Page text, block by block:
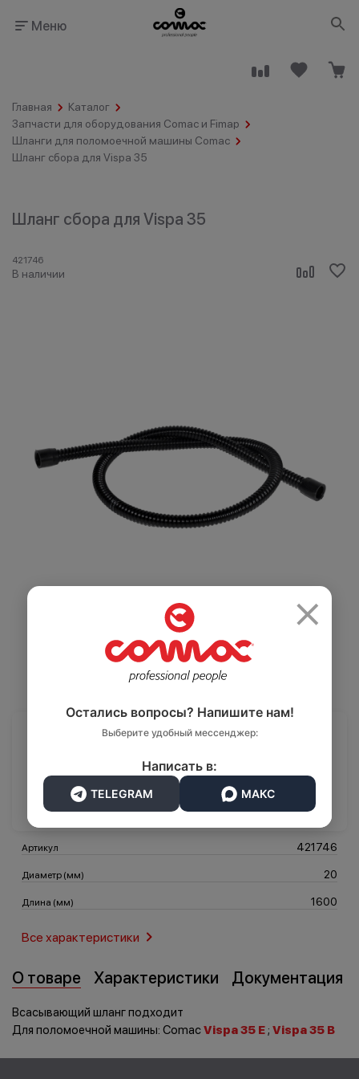
Меню
Главная
Каталог
Запчасти для оборудования Comac и Fimap
Шланги для поломоечной машины Comac
Шланг сбора для Vispa 35
Шланг сбора для Vispa 35
421746
В наличии
Артикул 421746
Диаметр (мм) 20
Длина (мм) 1600
Все характеристики
В корзину
О товаре Характеристики Документация
Всасывающий шланг подходит
Для поломоечной машины: ComacVispa 35 E; Vispa 35 B
назначения
Салоны красоты
и спортзалы
Автомобильная
промышленность
Логистика Транспорт
×
Остались вопросы? Напишите нам!
Выберите удобный мессенджер:
Написать в:
TELEGRAM МАКС